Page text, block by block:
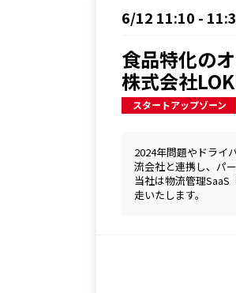
6/12 11:10 -
食品特化の
株式会社
スタートアップゾーン
2024年問題やドライ
流会社と連携し、パ
当社は物流管理SaaS
走いたします。